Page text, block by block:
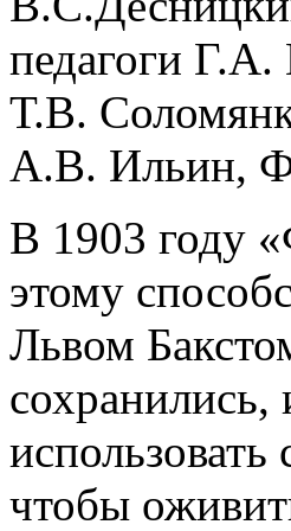
педагоги
Т.В.
А.В. Ильин,
В 1903 году
этому
Львом
сохранились,
чтобы